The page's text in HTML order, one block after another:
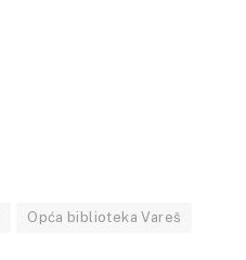
Opća biblioteka Vareš